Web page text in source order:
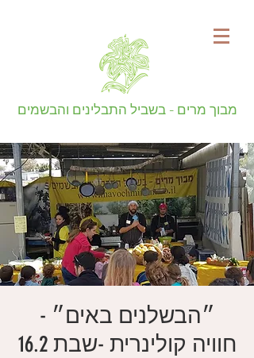
מבוך מרים - בשביל התבלינים והבשמים
״הבשלנים באים״ -
חוויה קולינרית -שבת 16.2